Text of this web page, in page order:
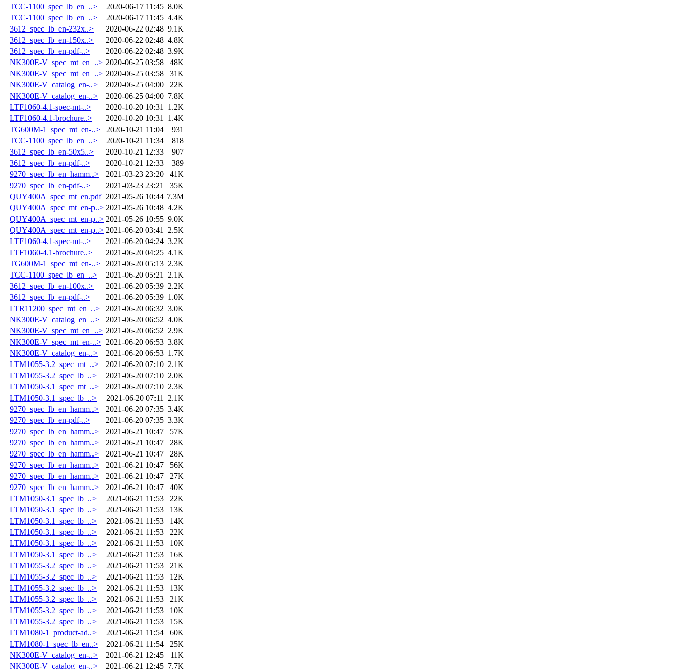
TCC-1100_spec_lb_en_..>
2020-06-17 11:45 8.0K
TCC-1100_spec_lb_en_..>
2020-06-17 11:45 4.4K
3612_spec_lb_en-232x..>
2020-06-22 02:48 9.1K
3612_spec_lb_en-150x..>
2020-06-22 02:48 4.8K
3612_spec_lb_en-pdf-..>
2020-06-22 02:48 3.9K
NK300E-V_spec_mt_en_..> 2020-06-25 03:58
48K
NK300E-V_spec_mt_en_..> 2020-06-25 03:58
31K
NK300E-V_catalog_en-..>
2020-06-25 04:00
22K
NK300E-V_catalog_en-..>
2020-06-25 04:00 7.8K
LTF1060-4.1-spec-mt-..>
2020-10-20 10:31
1.2K
LTF1060-4.1-brochure..>
2020-10-20 10:31
1.4K
TG600M-1_spec_mt_en-..>
2020-10-21 11:04
931
TCC-1100_spec_lb_en_..>
2020-10-21 11:34
818
3612_spec_lb_en-50x5..>
2020-10-21 12:33
907
3612_spec_lb_en-pdf-..>
2020-10-21 12:33
389
9270_spec_lb_en_hamm..>
2021-03-23 23:20
41K
9270_spec_lb_en-pdf-..>
2021-03-23 23:21
35K
QUY400A_spec_mt_en.pdf 2021-05-26 10:44 7.3M
QUY400A_spec_mt_en-p..> 2021-05-26 10:48 4.2K
QUY400A_spec_mt_en-p..> 2021-05-26 10:55 9.0K
QUY400A_spec_mt_en-p..> 2021-06-20 03:41
2.5K
LTF1060-4.1-spec-mt-..>
2021-06-20 04:24 3.2K
LTF1060-4.1-brochure..>
2021-06-20 04:25 4.1K
TG600M-1_spec_mt_en-..>
2021-06-20 05:13 2.3K
TCC-1100_spec_lb_en_..>
2021-06-20 05:21
2.1K
3612_spec_lb_en-100x..>
2021-06-20 05:39 2.2K
3612_spec_lb_en-pdf-..>
2021-06-20 05:39 1.0K
LTR11200_spec_mt_en_..>
2021-06-20 06:32 3.0K
NK300E-V_catalog_en_..>
2021-06-20 06:52 4.0K
NK300E-V_spec_mt_en_..> 2021-06-20 06:52 2.9K
NK300E-V_spec_mt_en-..> 2021-06-20 06:53 3.8K
NK300E-V_catalog_en-..>
2021-06-20 06:53 1.7K
LTM1055-3.2_spec_mt_..>
2021-06-20 07:10 2.1K
LTM1055-3.2_spec_lb_..>
2021-06-20 07:10 2.0K
LTM1050-3.1_spec_mt_..>
2021-06-20 07:10 2.3K
LTM1050-3.1_spec_lb_..>
2021-06-20 07:11
2.1K
9270_spec_lb_en_hamm..>
2021-06-20 07:35 3.4K
9270_spec_lb_en-pdf-..>
2021-06-20 07:35 3.3K
9270_spec_lb_en_hamm..>
2021-06-21 10:47
57K
9270_spec_lb_en_hamm..>
2021-06-21 10:47
28K
9270_spec_lb_en_hamm..>
2021-06-21 10:47
28K
9270_spec_lb_en_hamm..>
2021-06-21 10:47
56K
9270_spec_lb_en_hamm..>
2021-06-21 10:47
27K
9270_spec_lb_en_hamm..>
2021-06-21 10:47
40K
LTM1050-3.1_spec_lb_..>
2021-06-21 11:53
22K
LTM1050-3.1_spec_lb_..>
2021-06-21 11:53
13K
LTM1050-3.1_spec_lb_..>
2021-06-21 11:53
14K
LTM1050-3.1_spec_lb_..>
2021-06-21 11:53
22K
LTM1050-3.1_spec_lb_..>
2021-06-21 11:53
10K
LTM1050-3.1_spec_lb_..>
2021-06-21 11:53
16K
LTM1055-3.2_spec_lb_..>
2021-06-21 11:53
21K
LTM1055-3.2_spec_lb_..>
2021-06-21 11:53
12K
LTM1055-3.2_spec_lb_..>
2021-06-21 11:53
13K
LTM1055-3.2_spec_lb_..>
2021-06-21 11:53
21K
LTM1055-3.2_spec_lb_..>
2021-06-21 11:53
10K
LTM1055-3.2_spec_lb_..>
2021-06-21 11:53
15K
LTM1080-1_product-ad..>
2021-06-21 11:54
60K
LTM1080-1_spec_lb_en..>
2021-06-21 11:54
25K
NK300E-V_catalog_en-..>
2021-06-21 12:45
11K
NK300E-V_catalog_en-..>
2021-06-21 12:45 7.7K